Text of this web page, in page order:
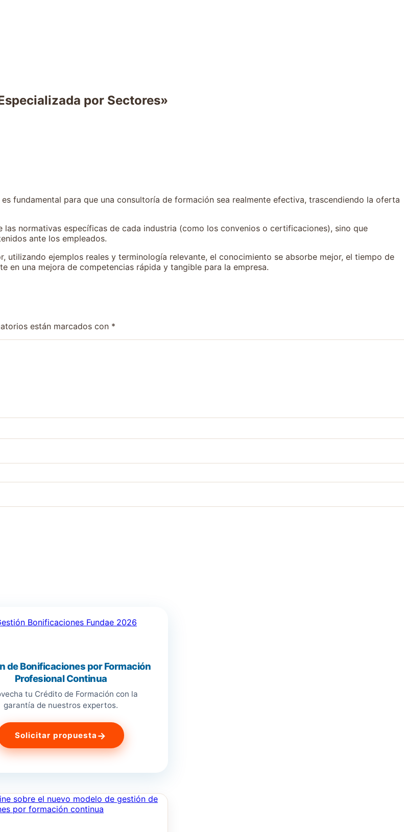
por Sectores»
fundamental para que una consultoría de formación sea realmente efectiva, trascendiendo la oferta
normativas específicas de cada industria (como los convenios o certificaciones), sino que
ante los empleados.
utilizando ejemplos reales y terminología relevante, el conocimiento se absorbe mejor, el tiempo de
en una mejora de competencias rápida y tangible para la empresa.
están marcados con *
de Bonificaciones por Formación
Profesional Continua
tu Crédito de Formación con la
garantía de nuestros expertos.
Solicitar propuesta →